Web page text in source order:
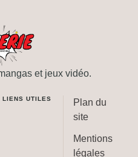
et jeux vidéo.
LIENS UTILES
Plan du
site
Mentions
légales